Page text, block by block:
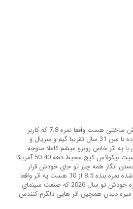
بسیار سریال با کیفیت و خوش ساختی هست واقعا نمره 7.8 که کاربر
های imdb دادن کم لطفی بوده با سن 31 سال تقریبا گیم و سریال و
با یه اثر خاص روبرو میشم کاملا متوجه
میشم از اثر نوار تا خود شخصیت نیکولاس کیج محیط دهه 40 50 آمریکا
انگار همه چیز تو جای خودش قرار
گرفته موسیقی های استفاده شده نمره بنده 8.5 از 10 هست یه اثر واقعا
قابل قبول و خوب در حد اندازه خودش تو سال 2026 که صنعت سینمای
میره دیدن همچین اثر هایی دلگرم کنندس